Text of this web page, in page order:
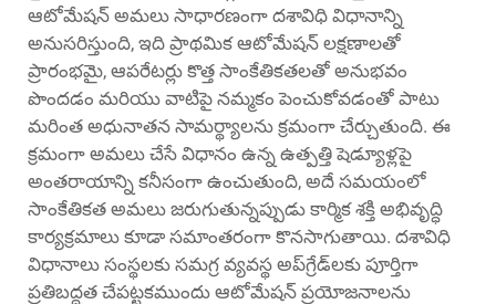
ఆటోమేషన్ అమలు సాధారణంగా దశావిధి విధానాన్ని
అనుసరిస్తుంది, ఇది ప్రాథమిక ఆటోమేషన్ లక్షణాలతో
ప్రారంభమై, ఆపరేటర్లు కొత్త సాంకేతికతలతో అనుభవం
పొందడం మరియు వాటిపై నమ్మకం పెంచుకోవడంతో పాటు
మరింత అధునాతన సామర్థ్యాలను క్రమంగా చేర్చుతుంది. ఈ
క్రమంగా అమలు చేసే విధానం ఉన్న ఉత్పత్తి షెడ్యూళ్లపై
అంతరాయాన్ని కనీసంగా ఉంచుతుంది, అదే సమయంలో
సాంకేతికత అమలు జరుగుతున్నప్పుడు కార్మిక శక్తి అభివృద్ధి
కార్యక్రమాలు కూడా సమాంతరంగా కొనసాగుతాయి. దశావిధి
విధానాలు సంస్థలకు సమగ్ర వ్యవస్థ అప్‌గ్రేడ్‌లకు పూర్తిగా
ప్రతిబద్ధత చేపట్టకముందు ఆటోమేషన్ ప్రయోజనాలను